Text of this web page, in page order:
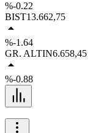
%-0.22
BIST13.662,75
%-1.64
GR. ALTIN6.658,45
%-0.88